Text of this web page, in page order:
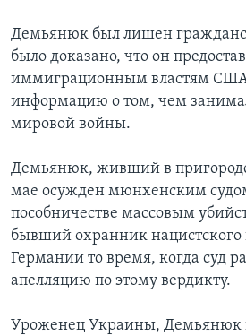
Демьянюк был лишен
было доказано, что он
иммиграционным властям США
информацию о том, чем
мировой войны.
Демьянюк, живший в
мае осужден мюнхенским
пособничестве массовым
бывший охранник нацистского
Германии то время, когда суд
апелляцию по этому вердикту.
Уроженец Украины, Демьянюк